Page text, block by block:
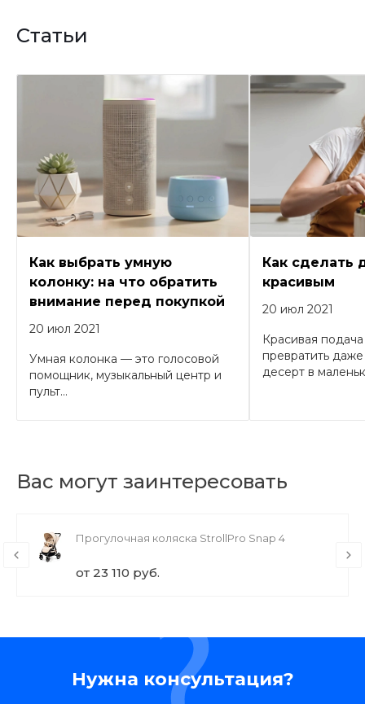
Статьи
Как выбрать умную
колонку: на что обратить
внимание перед покупкой
20 июл 2021
Умная колонка — это голосовой
помощник, музыкальный центр и
пульт...
Как сделать
красивым
20 июл 2021
Красивая
превратить
десерт в
Вас могут заинтересовать
Прогулочная коляска StrollPro Snap 4
от 23 110 руб.
Нужна консультация?